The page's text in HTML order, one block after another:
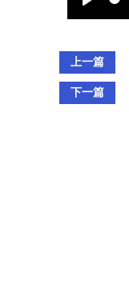
Play
上一篇
下一篇